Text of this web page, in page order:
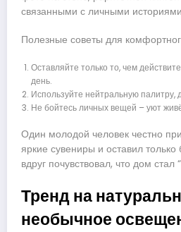
связанными с личными
Полезные советы для
Оставляйте только то, чем
день.
Используйте нейтральную палитру,
Не бойтесь личных вещей – уют
Один молодой человек честно
яркие сувениры и оставил
вдруг почувствовал, что дом стал
Тренд на
необычное